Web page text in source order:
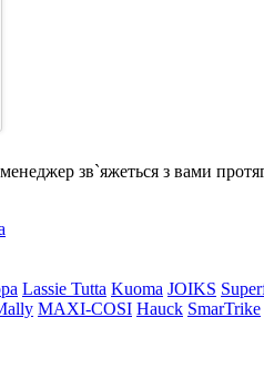
зв`яжеться з вами
Lassie Tutta Kuoma JOIKS
MAXI-COSI Hauck SmarTrike